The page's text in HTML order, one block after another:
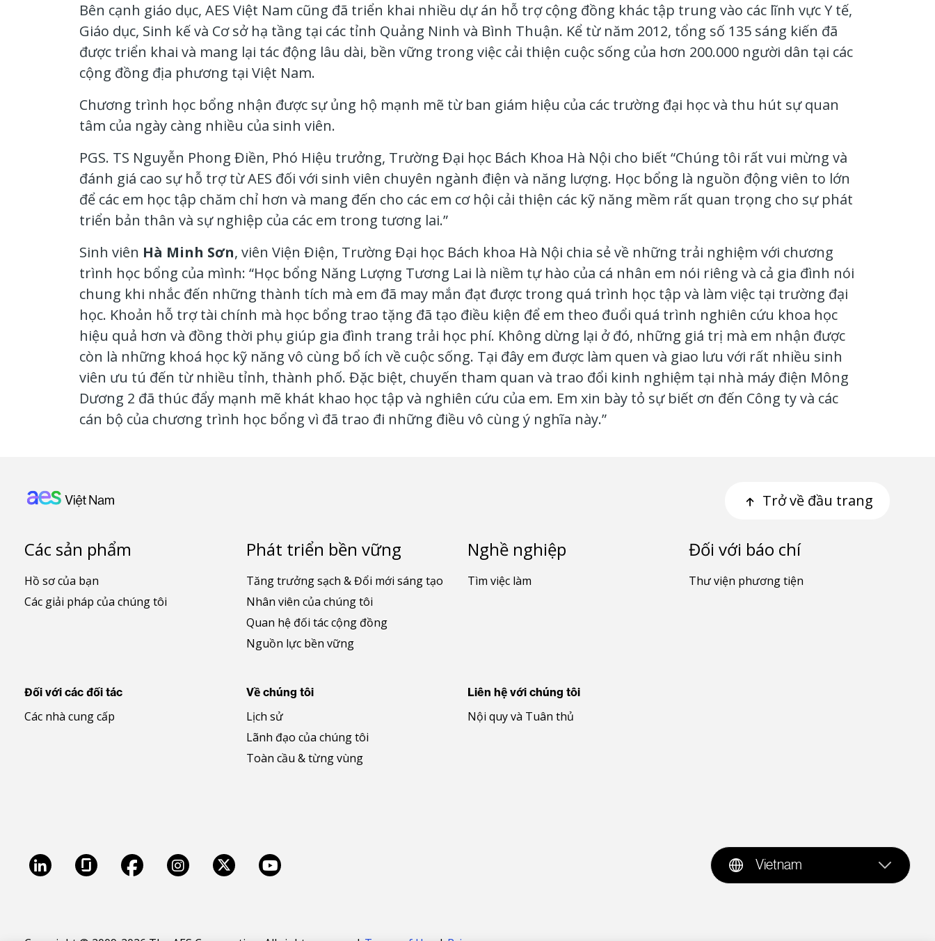
Bên cạnh giáo dục, AES Việt Nam cũng đã triển khai nhiều dự án hỗ trợ cộng đồng khác tập trung vào các lĩnh vực Y tế,
Giáo dục, Sinh kế và Cơ sở hạ tầng tại các tỉnh Quảng Ninh và Bình Thuận. Kể từ năm 2012, tổng số 135 sáng kiến đã
được triển khai và mang lại tác động lâu dài, bền vững trong việc cải thiện cuộc sống của hơn 200.000 người dân tại các
cộng đồng địa phương tại Việt Nam.
Chương trình học bổng nhận được sự ủng hộ mạnh mẽ từ ban giám hiệu của các trường đại học và thu hút sự quan
tâm của ngày càng nhiều của sinh viên.
PGS. TS Nguyễn Phong Điền, Phó Hiệu trưởng, Trường Đại học Bách Khoa Hà Nội cho biết “Chúng tôi rất vui mừng và
đánh giá cao sự hỗ trợ từ AES đối với sinh viên chuyên ngành điện và năng lượng. Học bổng là nguồn động viên to lớn
để các em học tập chăm chỉ hơn và mang đến cho các em cơ hội cải thiện các kỹ năng mềm rất quan trọng cho sự phát
triển bản thân và sự nghiệp của các em trong tương lai.”
Sinh viên Hà Minh Sơn, viên Viện Điện, Trường Đại học Bách khoa Hà Nội chia sẻ về những trải nghiệm với chương
trình học bổng của mình: “Học bổng Năng Lượng Tương Lai là niềm tự hào của cá nhân em nói riêng và cả gia đình nói
chung khi nhắc đến những thành tích mà em đã may mắn đạt được trong quá trình học tập và làm việc tại trường đại
học. Khoản hỗ trợ tài chính mà học bổng trao tặng đã tạo điều kiện để em theo đuổi quá trình nghiên cứu khoa học
hiệu quả hơn và đồng thời phụ giúp gia đình trang trải học phí. Không dừng lại ở đó, những giá trị mà em nhận được
còn là những khoá học kỹ năng vô cùng bổ ích về cuộc sống. Tại đây em được làm quen và giao lưu với rất nhiều sinh
viên ưu tú đến từ nhiều tỉnh, thành phố. Đặc biệt, chuyến tham quan và trao đổi kinh nghiệm tại nhà máy điện Mông
Dương 2 đã thúc đẩy mạnh mẽ khát khao học tập và nghiên cứu của em. Em xin bày tỏ sự biết ơn đến Công ty và các
cán bộ của chương trình học bổng vì đã trao đi những điều vô cùng ý nghĩa này.”
Trở về đầu trang
Các sản phẩm
Hồ sơ của bạn
Các giải pháp của chúng tôi
Phát triển bền vững
Tăng trưởng sạch & Đổi mới sáng tạo
Nhân viên của chúng tôi
Quan hệ đối tác cộng đồng
Nguồn lực bền vững
Nghề nghiệp
Tìm việc làm
Đối với báo chí
Thư viện phương tiện
Đối với các đối tác
Các nhà cung cấp
Về chúng tôi
Lịch sử
Lãnh đạo của chúng tôi
Toàn cầu & từng vùng
Liên hệ với chúng tôi
Nội quy và Tuân thủ
LinkedInGlassdoorFacebookInstagram
X Youtube Vietnam